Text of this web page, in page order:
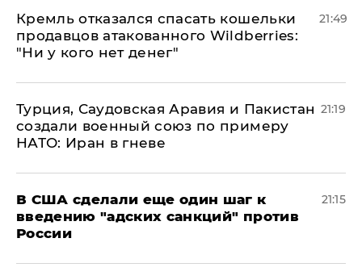
Кремль отказался спасать кошельки
продавцов атакованного Wildberries:
"Ни у кого нет денег"
21:49
Турция, Саудовская Аравия и Пакистан
создали военный союз по примеру
НАТО: Иран в гневе
21:19
В США сделали еще один шаг к
введению "адских санкций" против
России
21:15